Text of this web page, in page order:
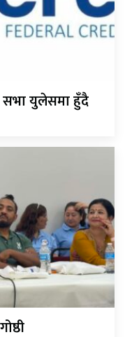
सभा युलेसमा हुँदै